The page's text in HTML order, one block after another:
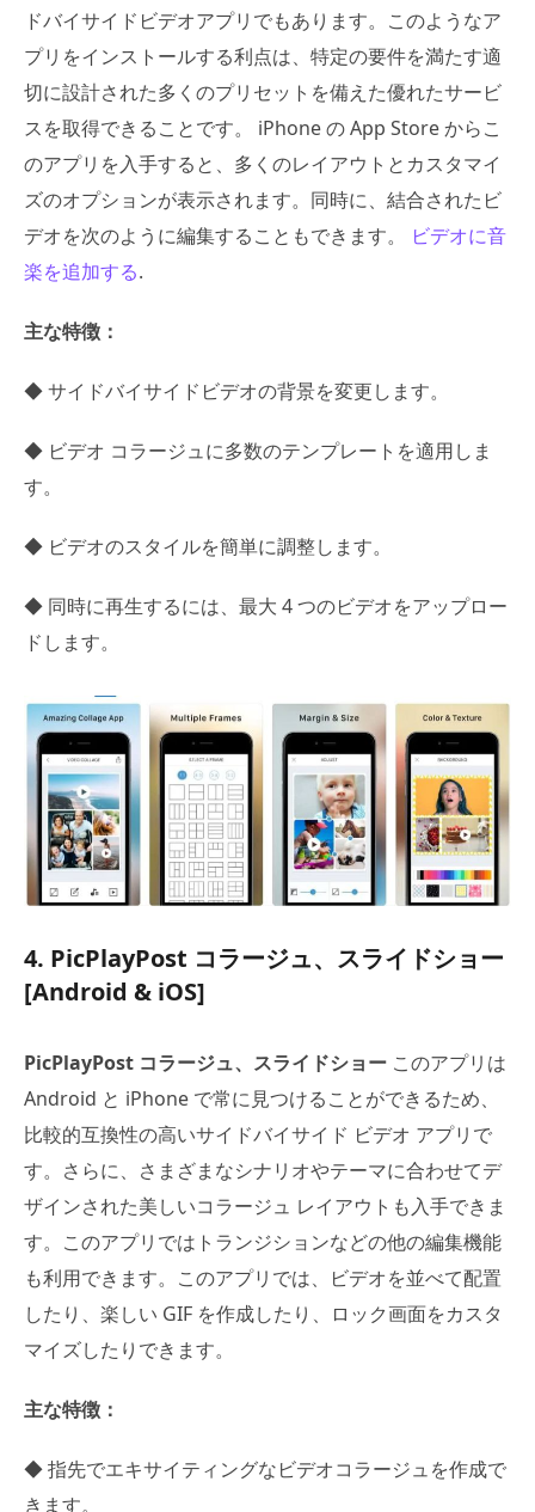
ドバイサイドビデオアプリでもあります。このようなア
プリをインストールする利点は、特定の要件を満たす適
切に設計された多くのプリセットを備えた優れたサービ
スを取得できることです。 iPhone の App Store からこ
のアプリを入手すると、多くのレイアウトとカスタマイ
ズのオプションが表示されます。同時に、結合されたビ
デオを次のように編集することもできます。
ビデオに音
楽を追加する.
主な特徴：
◆ サイドバイサイドビデオの背景を変更します。
◆ ビデオ コラージュに多数のテンプレートを適用しま
す。
◆ ビデオのスタイルを簡単に調整します。
◆ 同時に再生するには、最大 4 つのビデオをアップロー
ドします。
4. PicPlayPost コラージュ、スライドショー
[Android & iOS]
PicPlayPost コラージュ、スライドショー このアプリは
Android と iPhone で常に見つけることができるため、
比較的互換性の高いサイドバイサイド ビデオ アプリで
す。さらに、さまざまなシナリオやテーマに合わせてデ
ザインされた美しいコラージュ レイアウトも入手できま
す。このアプリではトランジションなどの他の編集機能
も利用できます。このアプリでは、ビデオを並べて配置
したり、楽しい GIF を作成したり、ロック画面をカスタ
マイズしたりできます。
主な特徴：
◆ 指先でエキサイティングなビデオコラージュを作成で
きます。